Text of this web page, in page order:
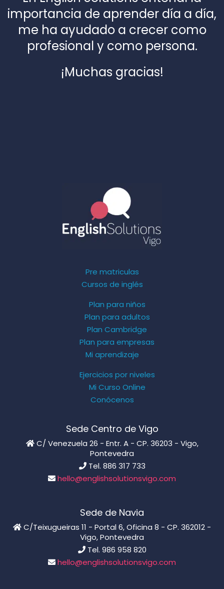
importancia de aprender día a día,
me ha ayudado a crecer como
profesional y como persona.
¡Muchas gracias!
Pre matriculas
Cursos de inglés
Plan para niños
Plan para adultos
Plan Cambridge
Plan para empresas
Mi aprendizaje
Ejercicios por niveles
Mi Curso Online
Conócenos
Sede Centro de Vigo
C/ Venezuela 26 - Entr. A - CP. 36203 - Vigo,
Pontevedra
Tel. 886 317 733
hello@englishsolutionsvigo.com
Sede de Navia
C/Teixugueiras 11 - Portal 6, Oficina 8 - CP. 362012 -
Vigo, Pontevedra
Tel. 986 958 820
hello@englishsolutionsvigo.com